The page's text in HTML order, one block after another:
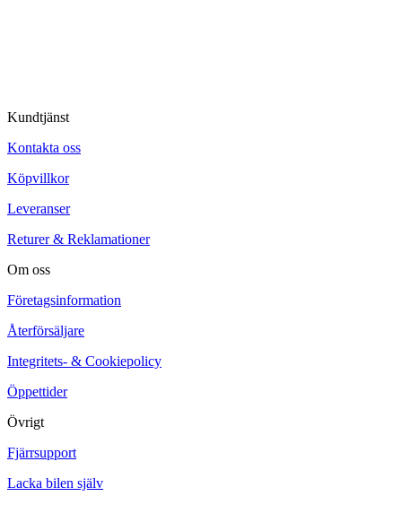
Kundtjänst
Kontakta oss
Köpvillkor
Leveranser
Returer & Reklamationer
Om oss
Företagsinformation
Återförsäljare
Integritets- & Cookiepolicy
Öppettider
Övrigt
Fjärrsupport
Lacka bilen själv